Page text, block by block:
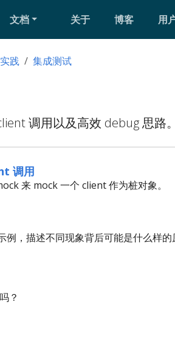
文档 关于 博客 用
践 集成测试
调用以及高效 debug 思路。
调用
来 mock 一个 client 作为桩对象。
例，描述不同现象背后可能是什么样的
？